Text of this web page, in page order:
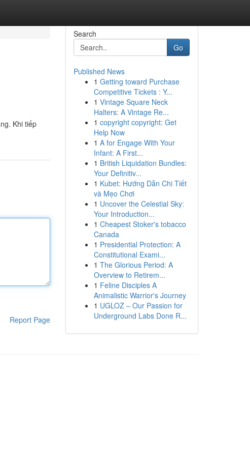
Khi tiếp
Report Page
Search
Go
Published News
1 Getting toward Purchase
Competitive Tickets : Y...
1 Vintage Square Neck
Halters: A Vintage Re...
1 copyright copyright: Get
Help Now
1 A for Engage With Your
Infant: A First...
1 British Liquidation Bundles:
Your Definitiv...
1 Kubet: Hướng Dẫn Chi Tiết
và Mẹo Chơi
1 Uncover the Celestial Sky:
Your Introduction...
1 Cheapest Stoker's tobacco
Canada
1 Presidential Protection: A
Constitutional Exami...
1 The Glorious Period: A
Overview to Retirem...
1 Feline Disciples A
Animalistic Warrior's Journey
1 UGLOZ – Our Passion for
Underground Labs Done R...